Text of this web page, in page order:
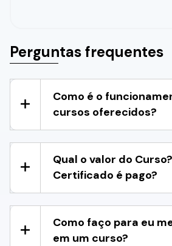
Perguntas frequentes
Como é o
cursos oferecidos?
Qual o valor do
Certificado é pago?
Como faço para eu
em um curso?